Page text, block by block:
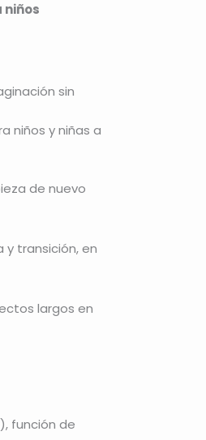
niños
sin
niños y niñas a
de nuevo
transición, en
largos en
función de